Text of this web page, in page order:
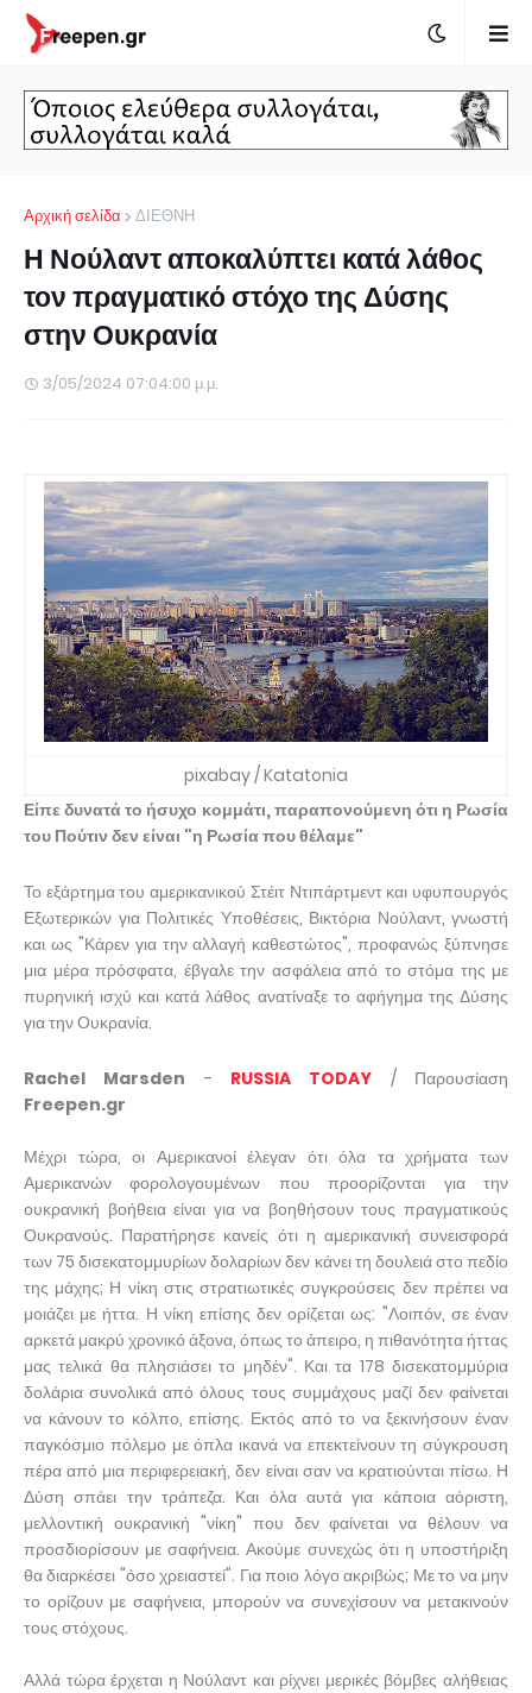
Αρχική σελίδα ΔΙΕΘΝΗ
Η Νούλαντ αποκαλύπτει κατά λάθος
τον πραγματικό στόχο της Δύσης
στην Ουκρανία
3/05/2024 07:04:00 μ.μ.
pixabay / Katatonia
Είπε δυνατά το ήσυχο κομμάτι, παραπονούμενη ότι η Ρωσία
του Πούτιν δεν είναι "η Ρωσία που θέλαμε"
Το εξάρτημα του αμερικανικού Στέιτ Ντιπάρτμεντ και υφυπουργός
Εξωτερικών για Πολιτικές Υποθέσεις, Βικτόρια Νούλαντ, γνωστή
και ως "Κάρεν για την αλλαγή καθεστώτος", προφανώς ξύπνησε
μια μέρα πρόσφατα, έβγαλε την ασφάλεια από το στόμα της με
πυρηνική ισχύ και κατά λάθος ανατίναξε το αφήγημα της Δύσης
για την Ουκρανία.
Rachel Marsden - RUSSIA TODAY / Παρουσίαση
Freepen.gr
Μέχρι τώρα, οι Αμερικανοί έλεγαν ότι όλα τα χρήματα των
Αμερικανών φορολογουμένων που προορίζονται για την
ουκρανική βοήθεια είναι για να βοηθήσουν τους πραγματικούς
Ουκρανούς. Παρατήρησε κανείς ότι η αμερικανική συνεισφορά
των 75 δισεκατομμυρίων δολαρίων δεν κάνει τη δουλειά στο πεδίο
της μάχης; Η νίκη στις στρατιωτικές συγκρούσεις δεν πρέπει να
μοιάζει με ήττα. Η νίκη επίσης δεν ορίζεται ως: "Λοιπόν, σε έναν
αρκετά μακρύ χρονικό άξονα, όπως το άπειρο, η πιθανότητα ήττας
μας τελικά θα πλησιάσει το μηδέν". Και τα 178 δισεκατομμύρια
δολάρια συνολικά από όλους τους συμμάχους μαζί δεν φαίνεται
να κάνουν το κόλπο, επίσης. Εκτός από το να ξεκινήσουν έναν
παγκόσμιο πόλεμο με όπλα ικανά να επεκτείνουν τη σύγκρουση
πέρα από μια περιφερειακή, δεν είναι σαν να κρατιούνται πίσω. Η
Δύση σπάει την τράπεζα. Και όλα αυτά για κάποια αόριστη,
μελλοντική ουκρανική "νίκη" που δεν φαίνεται να θέλουν να
προσδιορίσουν με σαφήνεια. Ακούμε συνεχώς ότι η υποστήριξη
θα διαρκέσει "όσο χρειαστεί". Για ποιο λόγο ακριβώς; Με το να μην
το ορίζουν με σαφήνεια, μπορούν να συνεχίσουν να μετακινούν
τους στόχους.
Αλλά τώρα έρχεται η Νούλαντ και ρίχνει μερικές βόμβες αλήθειας